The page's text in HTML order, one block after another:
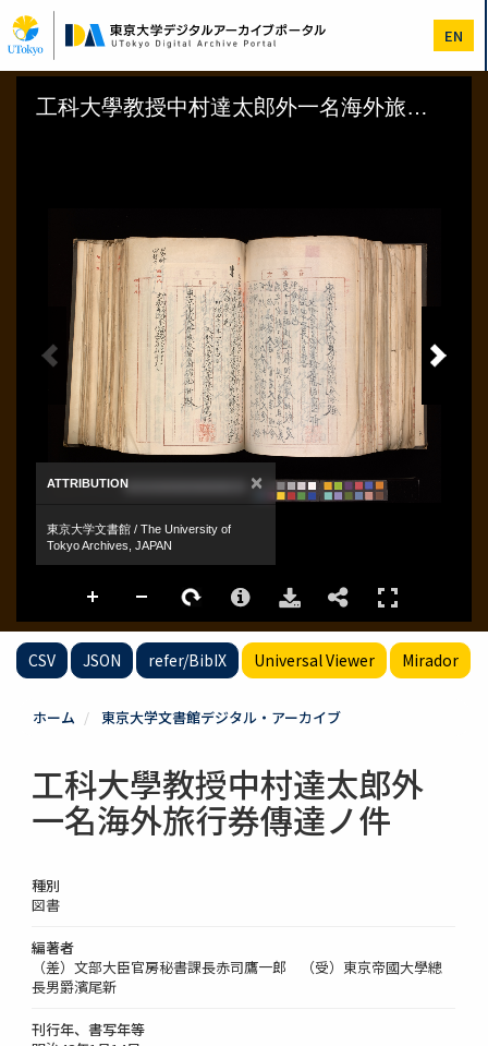
イ
ン
コ
EN
CSV JSON refer/BibIX Universal Viewer Mirador
ホーム 東京大学文書館デジタル・アーカイブ
工科大學教授中村達太郎外
一名海外旅行券傳達ノ件
種別
図書
編著者
（差）文部大臣官房秘書課長赤司鷹一郎 （受）東京帝國大學總
長男爵濱尾新
刊行年、書写年等